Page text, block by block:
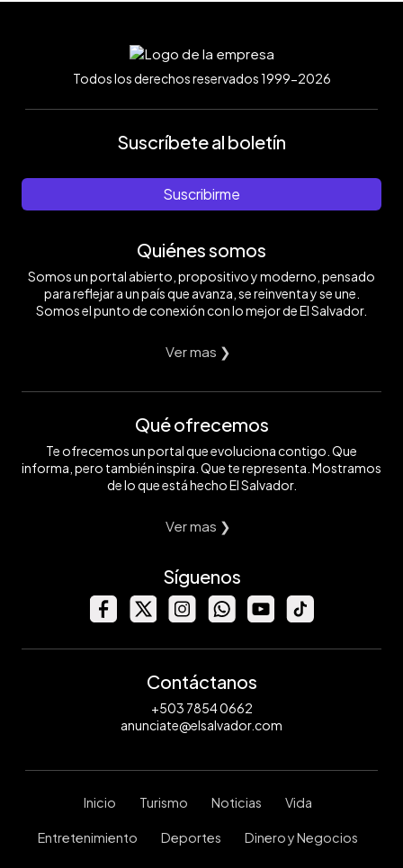
Todos los derechos reservados 1999-2026
Suscríbete al boletín
Suscribirme
Quiénes somos
Somos un portal abierto, propositivo y moderno, pensado
para reflejar a un país que avanza, se reinventa y se une.
Somos el punto de conexión con lo mejor de El Salvador.
Ver mas ❯
Qué ofrecemos
Te ofrecemos un portal que evoluciona contigo. Que
informa, pero también inspira. Que te representa. Mostramos
de lo que está hecho El Salvador.
Ver mas ❯
Síguenos
Contáctanos
+503 7854 0662
anunciate@elsalvador.com
Inicio Turismo Noticias Vida
Entretenimiento Deportes Dinero y Negocios